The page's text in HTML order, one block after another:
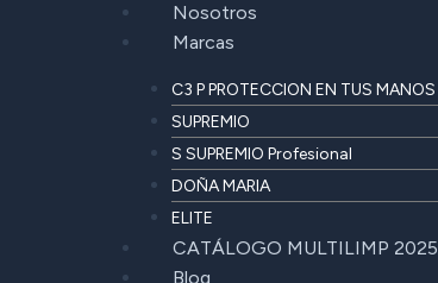
Nosotros
Marcas
C3 P PROTECCION EN TUS MANOS
SUPREMIO
S SUPREMIO Profesional
DOÑA MARIA
ELITE
CATÁLOGO MULTILIMP 2025
Blog